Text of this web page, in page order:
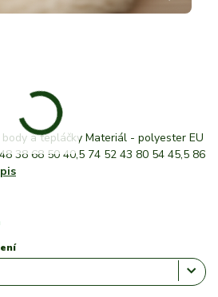
a tepláčky Materiál - polyester EU
38 68 50 40,5 74 52 43 80 54 45,5 86